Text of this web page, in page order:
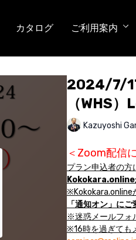
カタログ ご利用案内
2024/7/
（WHS
Kazuyoshi
＜Zoom配信
プラン申込者の方
Kokokara.online
※Kokokara.online
「通知オン」にご
※迷惑メールフォ
※16時を過ぎても